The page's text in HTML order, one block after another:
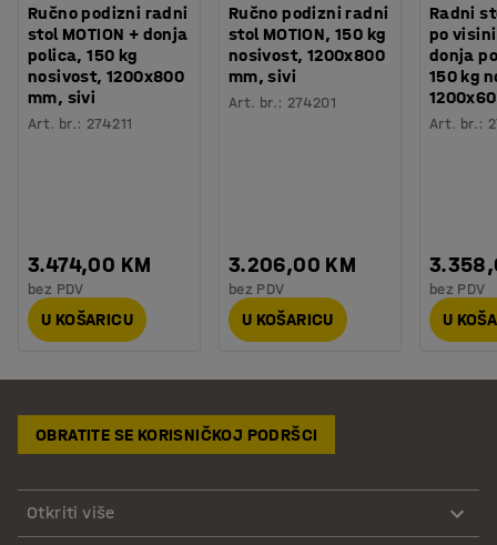
Ručno podizni radni
stol MOTION + donja
polica, 150 kg
nosivost, 1200x800
mm, sivi
Art. br.: 274211
3.474,00 KM
bez PDV
U KOŠARICU
Ručno podizni radni
stol MOTION, 150 kg
nosivost, 1200x800
mm, sivi
Art. br.: 274201
3.206,00 KM
bez PDV
U KOŠARICU
Radni
po visini
donja
150 kg
Art. br.:
bez PDV
U
OBRATITE SE KORISNIČKOJ PODRŠCI
Otkriti više